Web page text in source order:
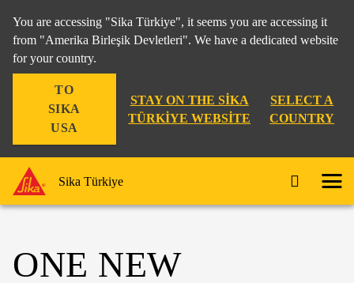
You are accessing "Sika Türkiye", it seems you are accessing it
from "Amerika Birleşik Devletleri". We have a dedicated website
for your country.
TO
SIKA
USA
STAY ON THE SIKA
TÜRKIYE WEBSITE
SELECT A
COUNTRY
Sika Türkiye
ONE NEW